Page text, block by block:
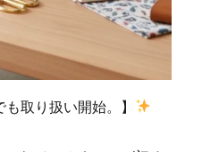
取り扱い開始。】